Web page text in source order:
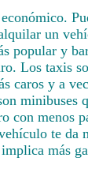
un
popular y
Los taxis
caros y a
minibuses
con menos
te da
más